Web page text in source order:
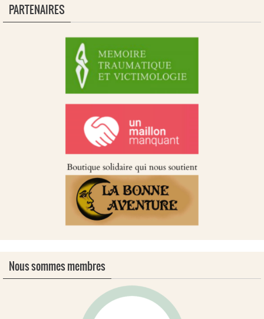
PARTENAIRES
Nous sommes membres